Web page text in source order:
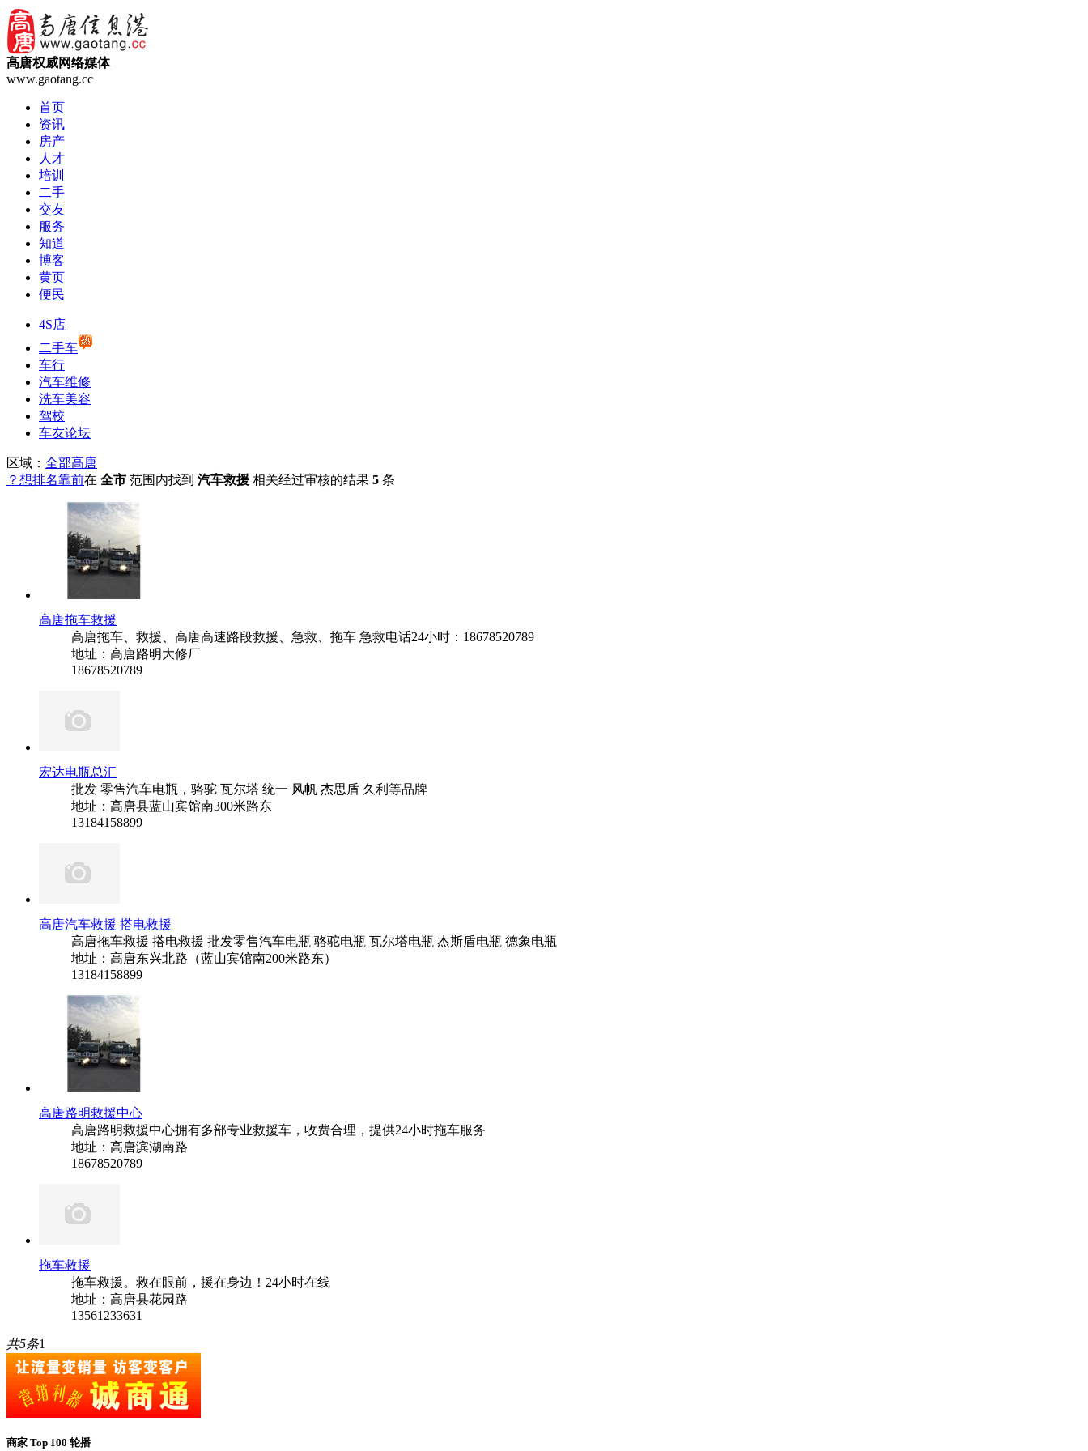
高唐权威网络媒体
www.gaotang.cc
首页
资讯
房产
人才
培训
二手
交友
服务
知道
博客
黄页
便民
4S店
二手车
车行
汽车维修
洗车美容
驾校
车友论坛
区域： 全部高唐
？想排名靠前在 全市 范围内找到 汽车救援 相关经过审核的结果 5 条
高唐拖车救援
高唐拖车、救援、高唐高速路段救援、急救、拖车 急救电话24小时：18678520789
地址：高唐路明大修厂
18678520789
宏达电瓶总汇
批发 零售汽车电瓶，骆驼 瓦尔塔 统一 风帆 杰思盾 久利等品牌
地址：高唐县蓝山宾馆南300米路东
13184158899
高唐汽车救援 搭电救援
高唐拖车救援 搭电救援 批发零售汽车电瓶 骆驼电瓶 瓦尔塔电瓶 杰斯盾电瓶 德象电瓶
地址：高唐东兴北路（蓝山宾馆南200米路东）
13184158899
高唐路明救援中心
高唐路明救援中心拥有多部专业救援车，收费合理，提供24小时拖车服务
地址：高唐滨湖南路
18678520789
拖车救援
拖车救援。救在眼前，援在身边！24小时在线
地址：高唐县花园路
13561233631
共5条1
商家 Top 100 轮播